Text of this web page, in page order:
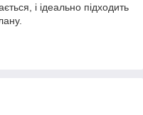
і ідеально підходить